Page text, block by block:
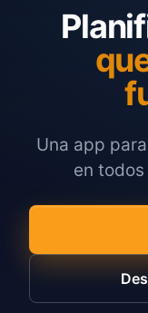
Una app
en